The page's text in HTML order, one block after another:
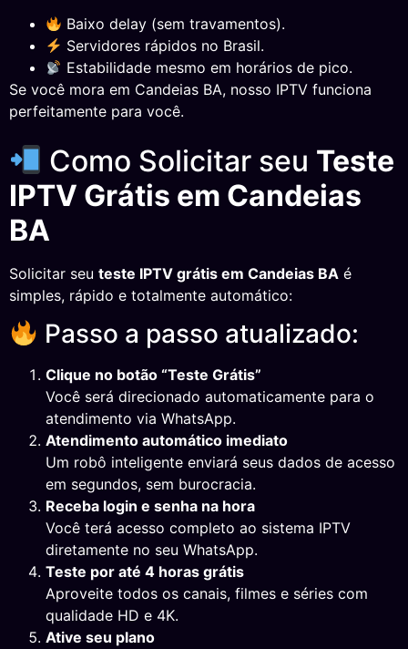
Baixo delay (sem travamentos).
Servidores rápidos no Brasil.
Estabilidade mesmo em horários de pico.
Se você mora em Candeias BA, nosso IPTV funciona
perfeitamente para você.
Como Solicitar seu Teste
IPTV Grátis em Candeias
BA
Solicitar seu teste IPTV grátis em Candeias BA é
simples, rápido e totalmente automático:
Passo a passo atualizado:
Clique no botão “Teste Grátis”
Você será direcionado automaticamente para o
atendimento via WhatsApp.
Atendimento automático imediato
Um robô inteligente enviará seus dados de acesso
em segundos, sem burocracia.
Receba login e senha na hora
Você terá acesso completo ao sistema IPTV
diretamente no seu WhatsApp.
Teste por até 4 horas grátis
Aproveite todos os canais, filmes e séries com
qualidade HD e 4K.
Ative seu plano